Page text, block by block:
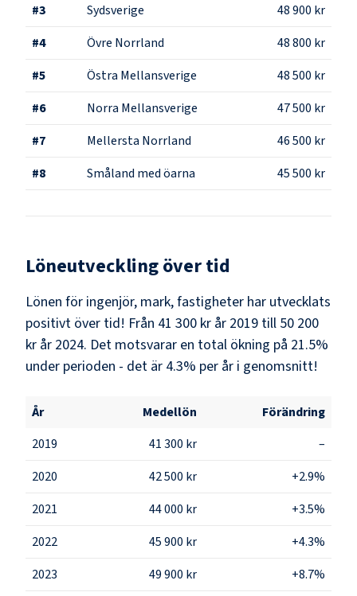
#3 Sydsverige
48 900 kr
#4 Övre Norrland
48 800 kr
#5 Östra Mellansverige
48 500 kr
#6 Norra Mellansverige
47 500 kr
#7 Mellersta Norrland
46 500 kr
#8 Småland med öarna 45 500 kr
Löneutveckling över tid
Lönen för ingenjör, mark, fastigheter har utvecklats
positivt över tid! Från 41 300 kr år 2019 till 50 200
kr år 2024. Det motsvarar en total ökning på 21.5%
under perioden - det är 4.3% per år i genomsnitt!
År Medellön
Förändring
2019
41 300 kr
–
2020
42 500 kr
+2.9%
2021
44 000 kr
+3.5%
2022
45 900 kr
+4.3%
2023
49 900 kr +8.7%